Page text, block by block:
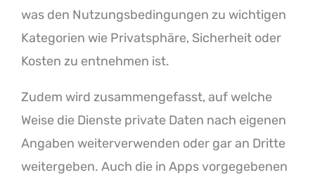
was den Nutzungsbedingungen zu wichtigen
Kategorien wie Privatsphäre, Sicherheit oder
Kosten zu entnehmen ist.
Zudem wird zusammengefasst, auf welche
Weise die Dienste private Daten nach eigenen
Angaben weiterverwenden oder gar an Dritte
weitergeben. Auch die in Apps vorgegebenen